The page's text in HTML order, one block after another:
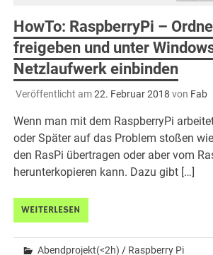
HowTo: RaspberryPi –
freigeben und unter
Netzlaufwerk einbinden
Veröffentlicht am22. Februar 2018 von Fab
Wenn man mit dem RaspberryPi
oder Später auf das Problem stoßen
den RasPi übertragen oder aber vom
herunterkopieren kann. Dazu gibt […]
WEITERLESEN
Abendprojekt(<2h) / Raspberry Pi